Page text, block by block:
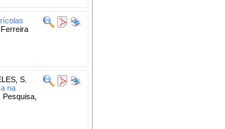
S.
na